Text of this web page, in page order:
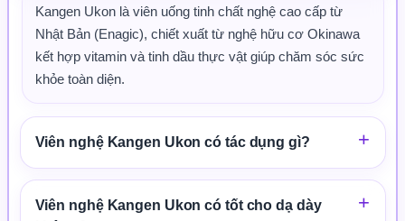
Kangen Ukon là viên uống tinh chất nghệ cao cấp từ
Nhật Bản (Enagic), chiết xuất từ nghệ hữu cơ Okinawa
kết hợp vitamin và tinh dầu thực vật giúp chăm sóc sức
khỏe toàn diện.
Viên nghệ Kangen Ukon có tác dụng gì?
Viên nghệ Kangen Ukon có tốt cho dạ dày